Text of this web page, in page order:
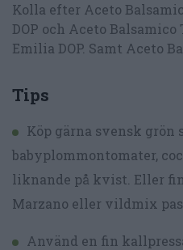
Kolla efter Aceto
DOP och Aceto
Emilia DOP. Samt Aceto
Tips
Köp gärna svensk grön
babyplommontomater,
liknande på kvist. Eller
Marzano eller vildmix
Använd en fin